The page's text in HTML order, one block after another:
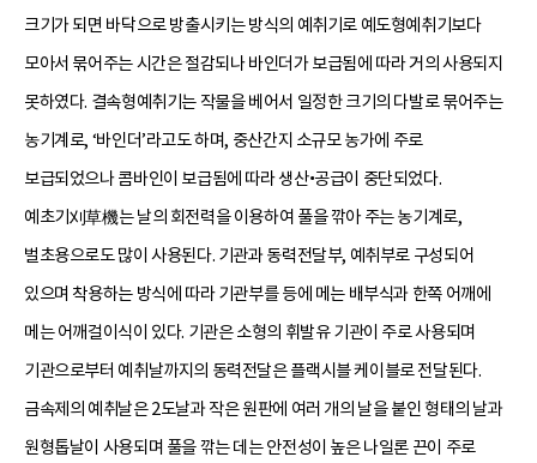
크기가 되면 바닥으로 방출시키는 방식의 예취기로 예도형예취기보다
모아서 묶어주는 시간은 절감되나 바인더가 보급됨에 따라 거의 사용되지
못하였다. 결속형예취기는 작물을 베어서 일정한 크기의 다발로 묶어주는
농기계로, ‘바인더’라고도 하며, 중산간지 소규모 농가에 주로
보급되었으나 콤바인이 보급됨에 따라 생산•공급이 중단되었다.
예초기刈草機는 날의 회전력을 이용하여 풀을 깎아 주는 농기계로,
벌초용으로도 많이 사용된다. 기관과 동력전달부, 예취부로 구성되어
있으며 착용하는 방식에 따라 기관부를 등에 메는 배부식과 한쪽 어깨에
메는 어깨걸이식이 있다. 기관은 소형의 휘발유 기관이 주로 사용되며
기관으로부터 예취날까지의 동력전달은 플랙시블 케이블로 전달된다.
금속제의 예취날은 2도날과 작은 원판에 여러 개의 날을 붙인 형태의 날과
원형톱날이 사용되며 풀을 깎는 데는 안전성이 높은 나일론 끈이 주로